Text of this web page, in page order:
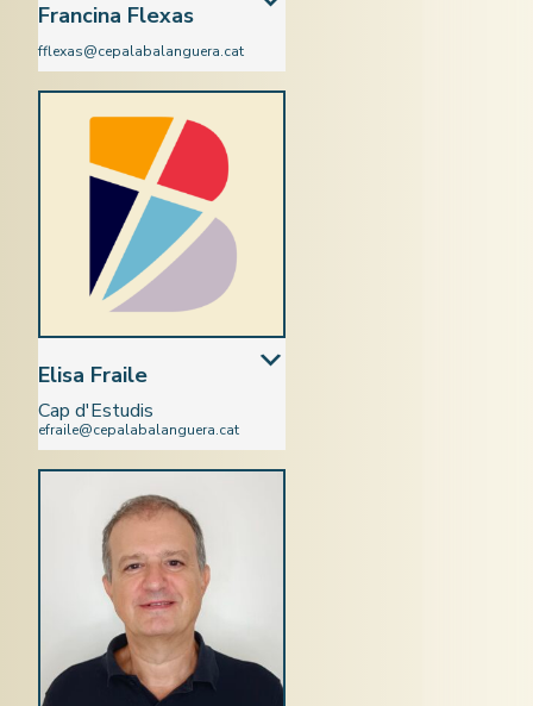
Francina Flexas
fflexas@cepalabalanguera.cat
Matemàtiques i Química
Elisa Fraile
Cap d'Estudis
efraile@cepalabalanguera.cat
Castellà